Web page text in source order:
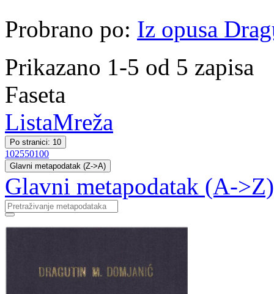
Probrano po: Iz opusa
Prikazano 1-5 od 5 zapisa
Faseta
ListaMreža
Po stranici: 10
102550100
Glavni metapodatak (Z->A)
Glavni metapodatak (A->Z)